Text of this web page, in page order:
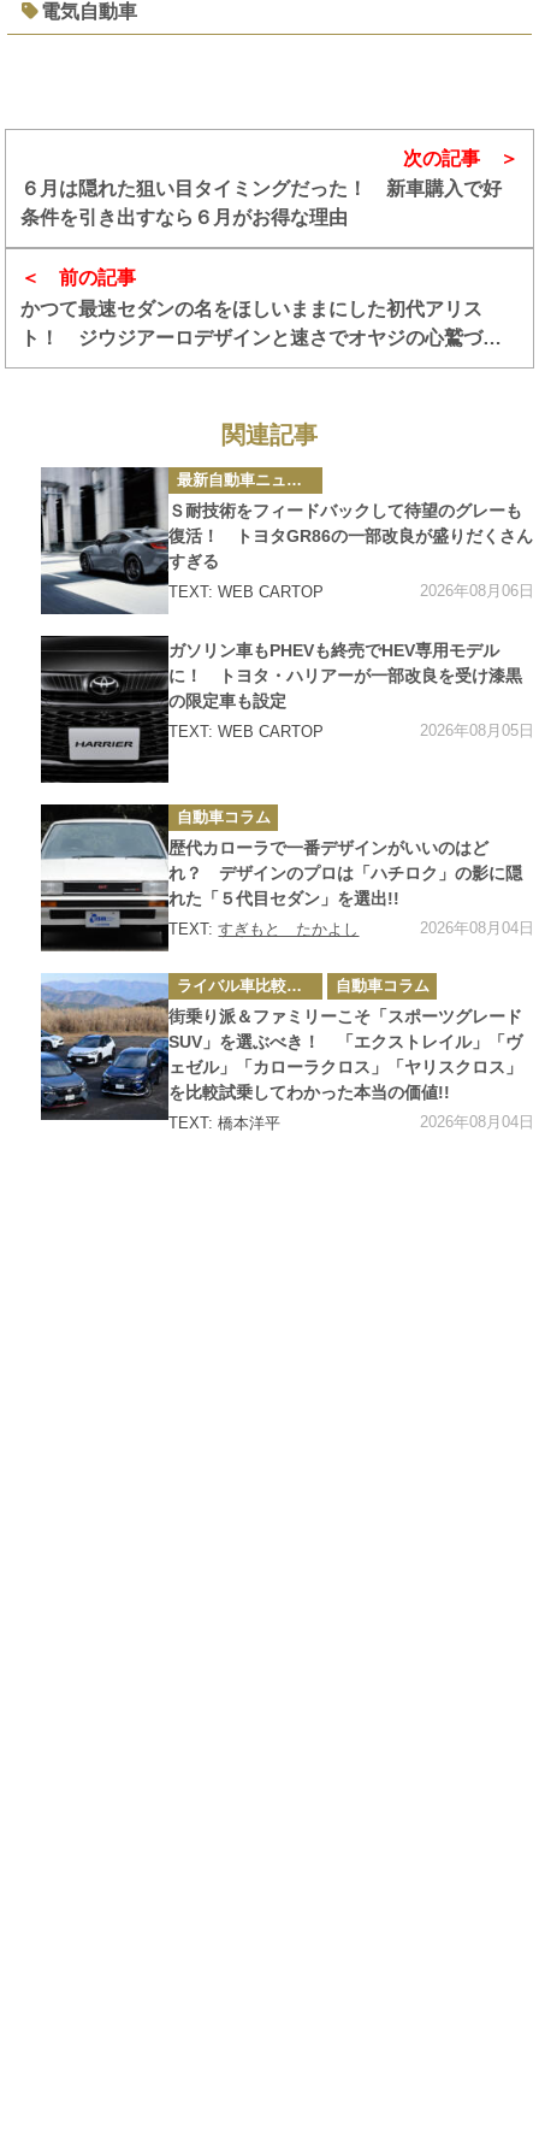
電気自動車
前の記事
かつて最速セダンの名をほしいままにした初代アリス
ト！ ジウジアーロデザインと速さでオヤジの心鷲づか
み!!
次の記事
６月は隠れた狙い目タイミングだった！ 新車購入で好
条件を引き出すなら６月がお得な理由
関連記事
カ
テ
ゴ
リ
ー
最新自動車ニュース
Ｓ耐技術をフィードバックして待望のグレーも
復活！ トヨタGR86の一部改良が盛りだくさん
すぎる
TEXT: WEB CARTOP 2026年08月06日
カ
テ
ゴ
リ
ー
ガソリン車もPHEVも終売でHEV専用モデル
に！ トヨタ・ハリアーが一部改良を受け漆黒
の限定車も設定
TEXT: WEB CARTOP 2026年08月05日
カ
テ
ゴ
リ
ー
自動車コラム
歴代カローラで一番デザインがいいのはど
れ？ デザインのプロは「ハチロク」の影に隠
れた「５代目セダン」を選出!!
TEXT:すぎもと たかよし 2026年08月04日
カ
テ
ゴ
リ
ー
ライバル車比較テスト 自動車コラム
街乗り派＆ファミリーこそ「スポーツグレード
SUV」を選ぶべき！ 「エクストレイル」「ヴ
ェゼル」「カローラクロス」「ヤリスクロス」
を比較試乗してわかった本当の価値!!
TEXT: 橋本洋平 2026年08月04日